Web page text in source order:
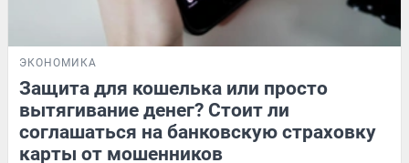
ЭКОНОМИКА
Защита для кошелька или просто
вытягивание денег? Стоит ли
соглашаться на банковскую страховку
карты от мошенников